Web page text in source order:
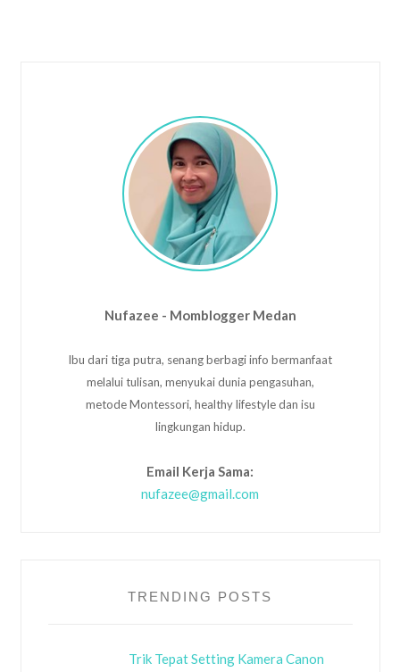
Nufazee - Momblogger Medan
Ibu dari tiga putra, senang berbagi info bermanfaat
melalui tulisan, menyukai dunia pengasuhan,
metode Montessori, healthy lifestyle dan isu
lingkungan hidup.
Email Kerja Sama:
nufazee@gmail.com
TRENDING POSTS
Trik Tepat Setting Kamera Canon